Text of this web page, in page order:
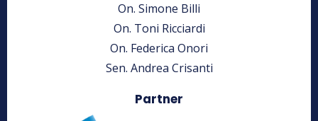
On. Simone Billi
On. Toni Ricciardi
On. Federica Onori
Sen. Andrea Crisanti
Partner